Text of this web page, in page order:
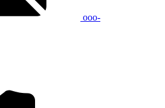
ooo-